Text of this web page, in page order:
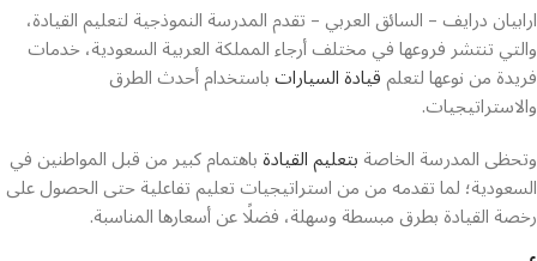
ارابيان درايف – السائق العربي – تقدم المدرسة النموذجية لتعليم القيادة،
والتي تنتشر فروعها في مختلف أرجاء المملكة العربية السعودية، خدمات
فريدة من نوعها لتعلمقيادة السياراتباستخدام أحدث الطرق
والاستراتيجيات.
وتحظى المدرسة الخاصةبتعليم القيادةباهتمام كبير من قبل المواطنين في
السعودية؛ لما تقدمه من من استراتيجيات تعليم تفاعلية حتى الحصول على
رخصة القيادة بطرق مبسطة وسهلة، فضلًا عن أسعارها المناسبة.